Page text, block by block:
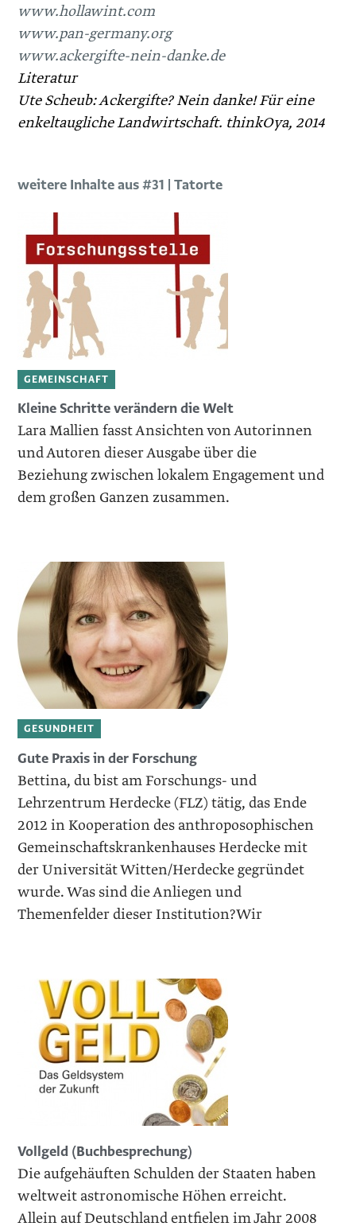
www.hollawint.com
www.pan-germany.org
www.ackergifte-nein-danke.de
Literatur
Ute Scheub: Ackergifte? Nein danke! Für eine
enkeltaugliche Landwirtschaft. thinkOya, 2014
weitere Inhalte aus #31 | Tatorte
GEMEINSCHAFT
Kleine Schritte verändern die Welt
Lara Mallien fasst Ansichten von Autorinnen
und Autoren dieser Ausgabe über die
Beziehung zwischen lokalem Engagement und
dem großen Ganzen zusammen.
GESUNDHEIT
Gute Praxis in der Forschung
Bettina, du bist am Forschungs- und
Lehrzentrum Herdecke (FLZ) tätig, das Ende
2012 in Kooperation des anthroposophischen
Gemeinschaftskrankenhauses Herdecke mit
der Universität Witten/Herdecke gegründet
wurde. Was sind die Anliegen und
Themenfelder dieser Institution?Wir
Vollgeld (Buchbesprechung)
Die aufgehäuften Schulden der Staaten haben
weltweit astronomische Höhen erreicht.
Allein auf Deutschland entfielen im Jahr 2008